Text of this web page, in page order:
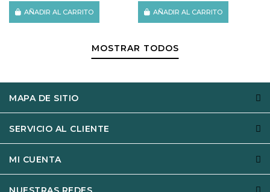
AÑADIR AL CARRITO AÑADIR AL CARRITO
MOSTRAR TODOS
MAPA DE SITIO
SERVICIO AL CLIENTE
MI CUENTA